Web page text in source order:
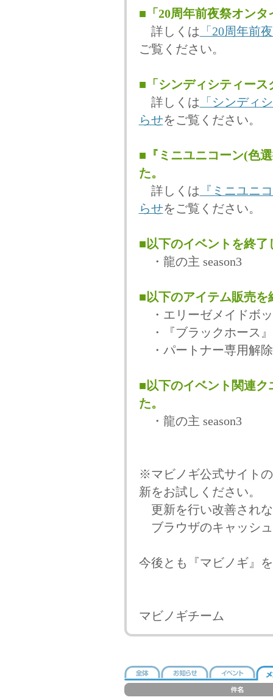
■「20周年前夜祭オン
詳しくは 「20周年前
ご覧ください。
■「シンディシティー
詳しくは 「シンディ
らせをご覧ください。
■『ミニユニコーン(色
た。
詳しくは 『ミニユニ
らせをご覧ください。
■以下のイベントを終了
・龍の主 season3
■以下のアイテム販売を
・エリーゼメイドボ
・『ブラックホース
・パートナー専用解
■以下のイベント関連
た。
・龍の主 season3
※マビノギ公式サイト
新をお試しください。
更新を行い改善され
ブラウザのキャッシ
今後とも『マビノギ』
マビノギチーム